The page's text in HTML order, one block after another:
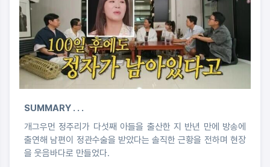
SUMMARY . . .
개그우먼 정주리가 다섯째 아들을 출산한 지 반년 만에 방송에
출연해 남편이 정관수술을 받았다는 솔직한 근황을 전하며 현장
을 웃음바다로 만들었다.